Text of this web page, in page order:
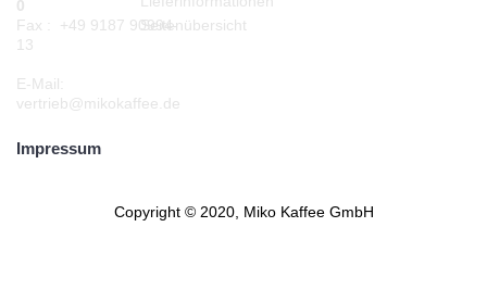
0
Fax : +49 9187 90994-
13
E-Mail:
vertrieb@mikokaffee.de
Seitenübersicht
Impressum
Copyright © 2020, Miko Kaffee GmbH